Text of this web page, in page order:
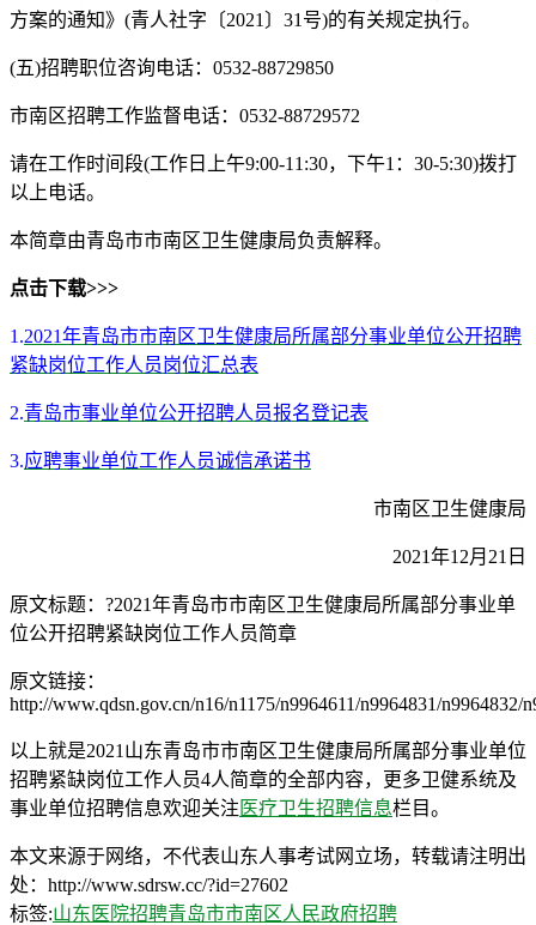
方案的通知》(青人社字〔2021〕31号)的有关规定执行。
(五)招聘职位咨询电话：0532-88729850
市南区招聘工作监督电话：0532-88729572
请在工作时间段(工作日上午9:00-11:30，下午1：30-5:30)拨打
以上电话。
本简章由青岛市市南区卫生健康局负责解释。
点击下载>>>
1.2021年青岛市市南区卫生健康局所属部分事业单位公开招聘
紧缺岗位工作人员岗位汇总表
2.青岛市事业单位公开招聘人员报名登记表
3.应聘事业单位工作人员诚信承诺书
市南区卫生健康局
2021年12月21日
原文标题：?2021年青岛市市南区卫生健康局所属部分事业单
位公开招聘紧缺岗位工作人员简章
原文链接：
http://www.qdsn.gov.cn/n16/n1175/n9964611/n9964831/n9964832/
以上就是2021山东青岛市市南区卫生健康局所属部分事业单位
招聘紧缺岗位工作人员4人简章的全部内容，更多卫健系统及
事业单位招聘信息欢迎关注 医疗卫生招聘信息栏目。
本文来源于网络，不代表山东人事考试网立场，转载请注明出
处：http://www.sdrsw.cc/?id=27602
标签:山东医院招聘青岛市市南区人民政府招聘